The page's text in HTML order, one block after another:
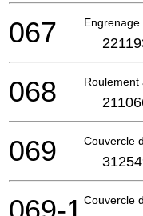
Engrenage
067
Roulement
068
Couvercle
069
Couvercle